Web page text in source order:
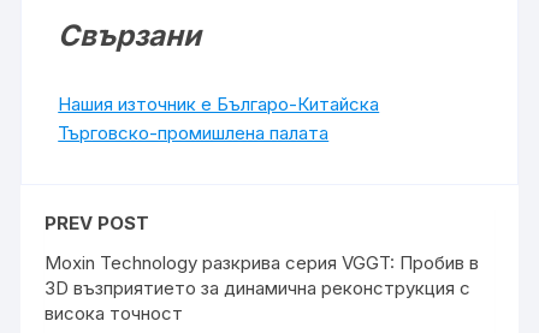
Свързани
Нашия източник е Българо-Китайска
Търговско-промишлена палaта
PREV POST
Moxin Technology разкрива серия VGGT: Пробив в
3D възприятието за динамична реконструкция с
висока точност